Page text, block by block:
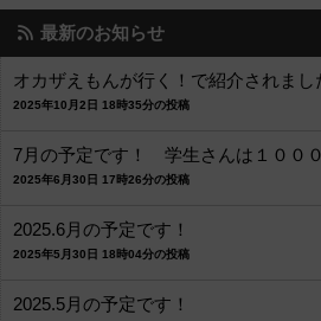
最新のお知らせ
オカザえもんが行く！で紹介されまし
2025年10月2日 18時35分の投稿
7月の予定です！ 学生さんは１０００
2025年6月30日 17時26分の投稿
2025.6月の予定です！
2025年5月30日 18時04分の投稿
2025.5月の予定です！